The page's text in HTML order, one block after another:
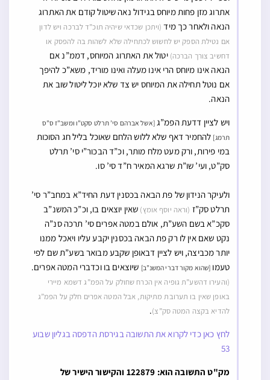
אתרוג מזן פחות מיוחס בגידול נאה שיטול קודם את האתרוג
הנאה ולאחר כך מיד (ויתכן שכדאי שיהיה תוכ”ד לברכה ויש לדון
אם נטילת הספק יש לחשוש לכתחילה שלא לשהות בה להפסק או
דחשיב צורך הברכה) יטול את האתרוג המיוחס, דממ”נ אם
הנאה אינו מיוחס הרי אינו מעלה ואינו מוריד, משא”כ להיפך
אם נוטל תחילה את המיוחס יש צד שלא יוכל ליטול שוב את
הנאה.
ויש לציין דדעת הפמ”ג[אשל אברהם סי’ תרלט סקט”ו ומשב”ז ס”ס
תרמג] להחמיר דאף שלא ללוש הלחם שאוכל בליל חג הסוכות
במי פירות, ורק מעט מלח מותר, וכ”ד הבכור”י סי’ תרלט
סק”ט, ועי’ שו”ת שרגא המאיר ח”ד סי’ סו.
ולעיקר הנידון של פת הבאה בכסנין דעת החיד”א במחב”ר סי’
תרלט סק”ז (וראה יוסף אומץ) שאין יוצאים בו, וכ”כ המשנ”ב
סקכ”א בשם השע”ת, אולם במטה אפרים סי’ תרכה סנ”ה
נקט שאם אין לו רק פת הבאה בכסנין יקבע עליו ויאכל ממנו
יותר מכביצה, ויש לציין דבאופן שקבע מבואר בשע”ת שם לפי
טעמו [שהוא מקור דברי המשנ”ב] שיוצאים בו וכדברי המטה אפרים.
(והעירו דהשע”ת גופיה אין הכרח שחולק על הפמ”ג דשמא מיירי
באופן שאין בו תערובת מתיקות, אבל המטה אפרים חלק על הפמ”ג
להדיא בקצה המטה סק”צ).
לחץ כאן כדי לקרוא את התשובה בגירסת הדפסה בגליון שבוע
53
מק"ט התשובה הוא: 122879 והקישור הישיר של